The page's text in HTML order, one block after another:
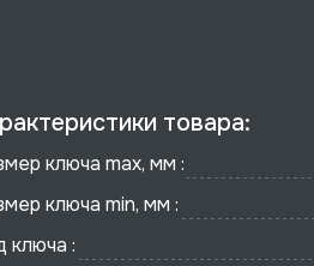
товара:
ключа max, мм :
ключа min, мм :
ключа :